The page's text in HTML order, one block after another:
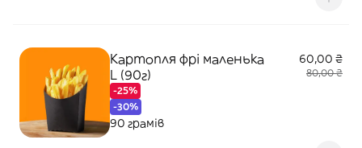
Картопля фрі маленька
L (90г)
-25%
-30%
60,00 ₴
80,00 ₴
90 грамів